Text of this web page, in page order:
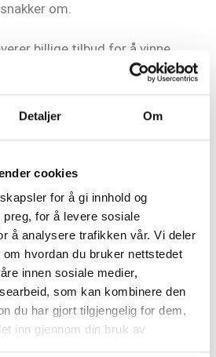
Detaljer Om
cookies
for å gi innhold og
for å levere sosiale
å analysere trafikken vår. Vi deler
hvordan du bruker nettstedet
innen sosiale medier,
som kan kombinere den
du har gjort tilgjengelig for dem,
inn gjennom din bruk av
om.
billige tilbud for å vinne
legge på åpenbare ting
påpasselige med å prise
samarbeidet over tid.
service og manglende
med installering eller
Sånn skal det